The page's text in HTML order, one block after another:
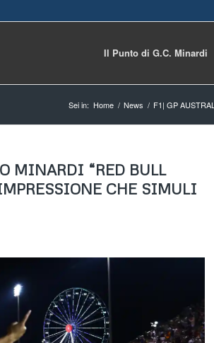
Il Punto di G.C. Minardi
Sei in: Home / News / F1| GP
MINARDI “RED BULL
CHE SIMULI